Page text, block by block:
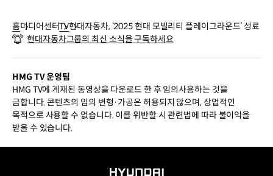
홈미디어센터TV현대자동차, ‘2025 현대 모빌리티 플레이그라운드’ 성료
현대자동차그룹의 최신 소식을 구독하세요
HMG TV 운영팀
HMG TV에 게재된 동영상을 다운로드 한 후 임의사용하는 것을
금합니다. 콘텐츠의 임의 변형·가공은 허용되지 않으며, 상업적인
목적으로 사용할 수 없습니다. 이를 위반할 시 관련법에 따라 불이익을
받을 수 있습니다.